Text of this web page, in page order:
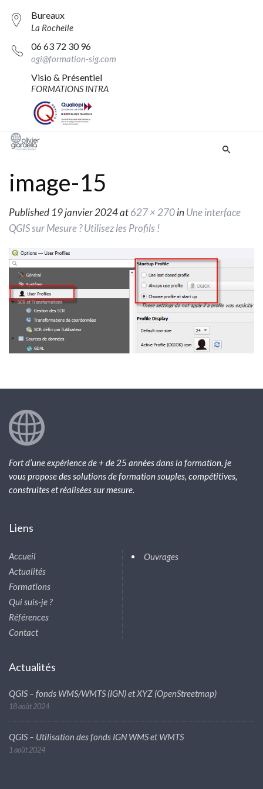
Bureaux
La Rochelle
06 63 72 30 96
ogi@formation-sig.com
Visio & Présentiel
FORMATIONS INTRA
image-15
Published 19 janvier 2024at627 × 270inUne interface
QGIS sur Mesure ? Utilisez les Profils !
Fort d’une expérience de + de 25 années dans la formation, je
vous propose des solutions de formation souples, compétitives,
construites et réalisées sur mesure.
Liens
Accueil
Actualités
Formations
Qui suis-je ?
Références
Contact
Ouvrages
Actualités
QGIS – fonds WMS/WMTS (IGN) et XYZ (OpenStreetmap)
18 août 2024
QGIS – Utilisation des fonds IGN WMS et WMTS
1 août 2024